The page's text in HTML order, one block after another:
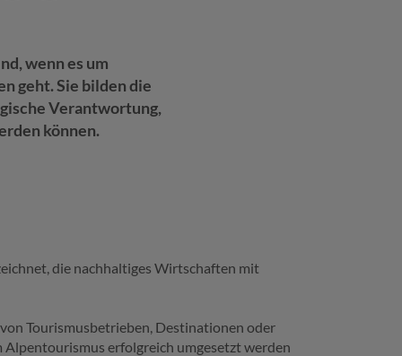
wenn es um
geht. Sie bilden die
Verantwortung,
können.
die nachhaltiges Wirtschaften mit
Tourismusbetrieben, Destinationen oder
erfolgreich umgesetzt werden